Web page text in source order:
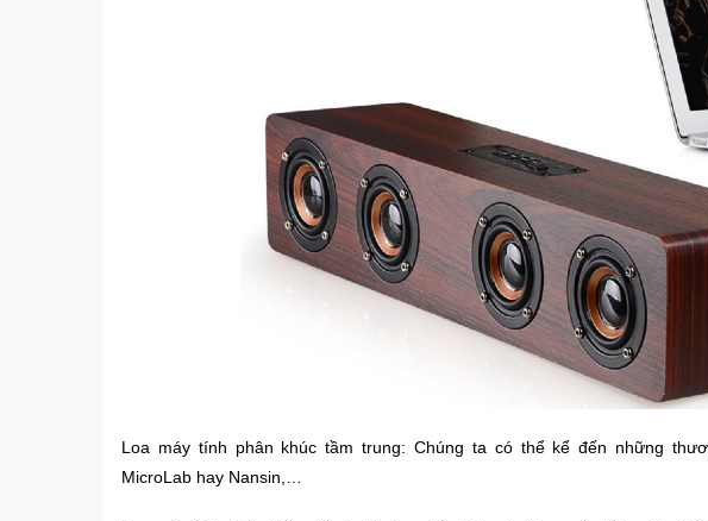
Loa máy tính phân khúc tầm trung: Chúng ta có thể kể đến những
MicroLab hay Nansin,…